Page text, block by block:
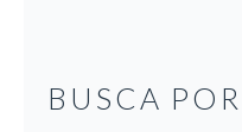
BUSCA POR